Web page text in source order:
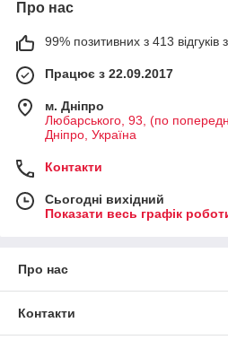
Про нас
99% позитивних з 413 відгуків
Працює з 22.09.2017
м. Дніпро
Любарського, 93, (по
Дніпро, Україна
Контакти
Сьогодні вихідний
Показати весь графік
Про нас
Контакти